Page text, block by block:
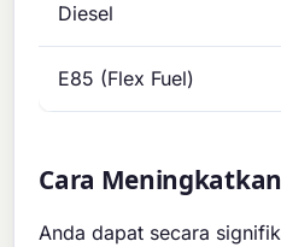
Diesel
E85 (Flex Fuel)
Cara
Anda dapat secara